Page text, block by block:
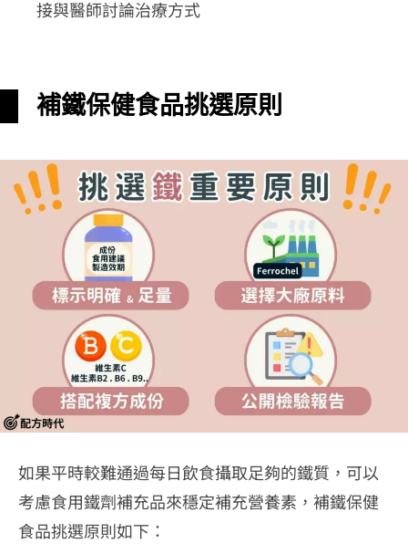
接與醫師討論治療方式
補鐵保健食品挑選原則
如果平時較難通過每日飲食攝取足夠的鐵質，可以
考慮食用鐵劑補充品來穩定補充營養素，補鐵保健
食品挑選原則如下：